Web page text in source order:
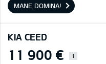
MANE DOMINA!
KIA CEED
11 900 € i